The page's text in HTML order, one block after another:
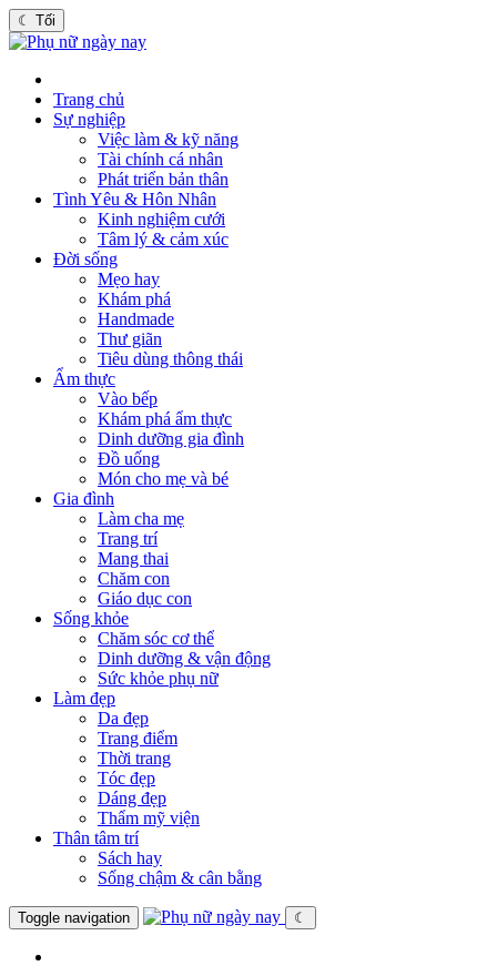
☾ Tối
Trang chủ
Sự nghiệp
Việc làm & kỹ năng
Tài chính cá nhân
Phát triển bản thân
Tình Yêu & Hôn Nhân
Kinh nghiệm cưới
Tâm lý & cảm xúc
Đời sống
Mẹo hay
Khám phá
Handmade
Thư giãn
Tiêu dùng thông thái
Ẩm thực
Vào bếp
Khám phá ẩm thực
Dinh dưỡng gia đình
Đồ uống
Món cho mẹ và bé
Gia đình
Làm cha mẹ
Trang trí
Mang thai
Chăm con
Giáo dục con
Sống khỏe
Chăm sóc cơ thể
Dinh dưỡng & vận động
Sức khỏe phụ nữ
Làm đẹp
Da đẹp
Trang điểm
Thời trang
Tóc đẹp
Dáng đẹp
Thẩm mỹ viện
Thân tâm trí
Sách hay
Sống chậm & cân bằng
Toggle navigation ☾